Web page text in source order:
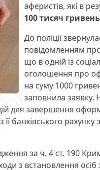
аферистів, які в
100 тисяч гривень
До поліції
повідомленням
що в одній із
оголошення про
на суму 1000
заповнила заявку.
для завершення
її банківського
за ч. 4 ст. 190
з встановлення осіб